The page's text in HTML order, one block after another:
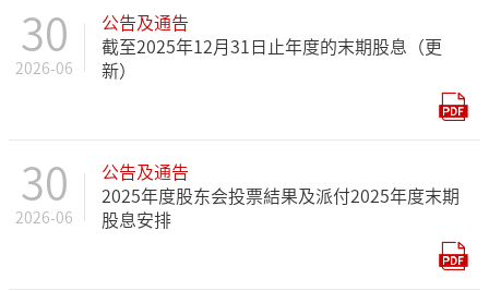
30
2026-06
公告及通告
截至2025年12月31日止年度的末期股息（更
新）
30
2026-06
公告及通告
2025年度股东会投票結果及派付2025年度末期
股息安排